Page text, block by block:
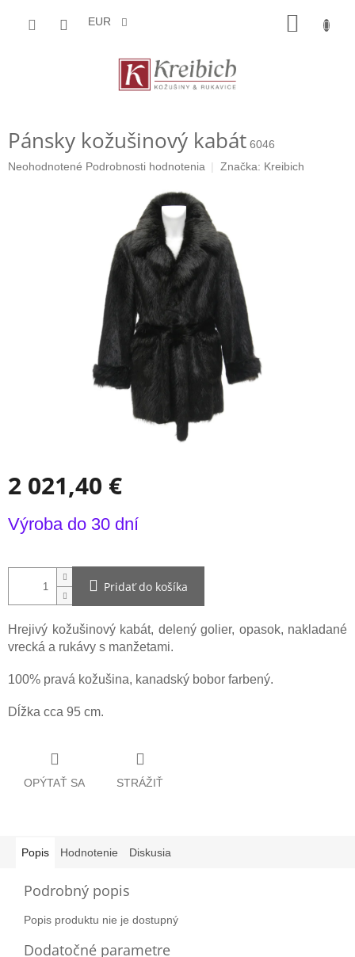
EUR
Pánsky kožušinový kabát 6046
Priemerné
Neohodnotené Podrobnosti hodnotenia Značka: Kreibich
2 021,40 €
cena:
Výroba do 30 dní
Pridať do košíka
Hrejivý kožušinový kabát, delený golier, opasok, nakladané
vrecká a rukávy s manžetami.
100% pravá kožušina, kanadský bobor farbený.
Dĺžka cca 95 cm.
OPÝTAŤ SA STRÁŽIŤ
Popis Hodnotenie Diskusia
Podrobný popis
Popis produktu nie je dostupný
Dodatočné parametre